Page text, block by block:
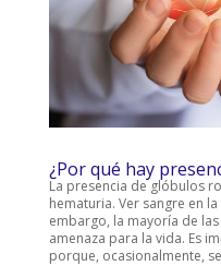
¿Por qué hay
La presencia de glóbulos
hematuria. Ver sangre en
embargo, la mayoría de
amenaza para la vida. Es
porque, ocasionalmente,